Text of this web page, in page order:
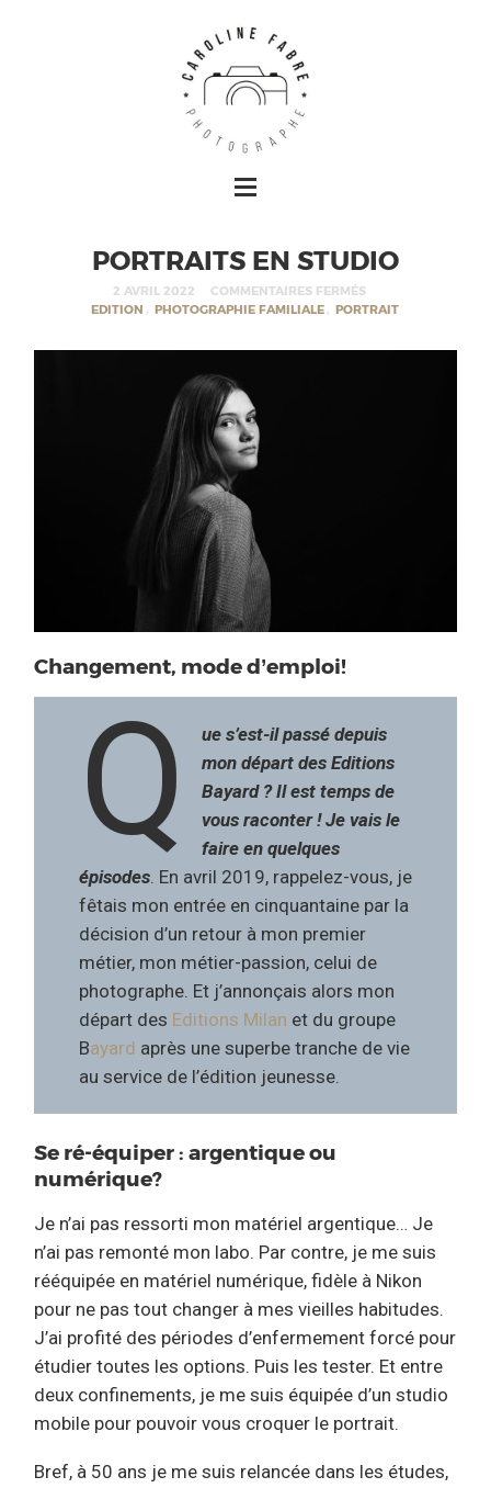
PORTRAITS EN STUDIO
2 AVRIL 2022
COMMENTAIRES FERMÉS
EDITION , PHOTOGRAPHIE FAMILIALE , PORTRAIT
Changement, mode d’emploi!
Q
ue s’est-il passé depuis
mon départ des Editions
Bayard ? Il est temps de
vous raconter ! Je vais le
faire en quelques
épisodes. En avril 2019, rappelez-vous, je
fêtais mon entrée en cinquantaine par la
décision d’un retour à mon premier
métier, mon métier-passion, celui de
photographe. Et j’annonçais alors mon
départ des Editions Milan et du groupe
Bayard après une superbe tranche de vie
au service de l’édition jeunesse.
Se ré-équiper : argentique ou
numérique?
Je n’ai pas ressorti mon matériel argentique… Je
n’ai pas remonté mon labo. Par contre, je me suis
rééquipée en matériel numérique, fidèle à Nikon
pour ne pas tout changer à mes vieilles habitudes.
J’ai profité des périodes d’enfermement forcé pour
étudier toutes les options. Puis les tester. Et entre
deux confinements, je me suis équipée d’un studio
mobile pour pouvoir vous croquer le portrait.
Bref, à 50 ans je me suis relancée dans les études,